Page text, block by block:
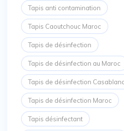
Tapis anti contamination
Tapis Caoutchouc Maroc
Tapis de désinfection
Tapis de désinfection au Maroc
Tapis de désinfection
Tapis de désinfection Maroc
Tapis désinfectant